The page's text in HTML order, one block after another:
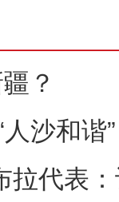
兹别克斯坦
？
人沙和
拉代表